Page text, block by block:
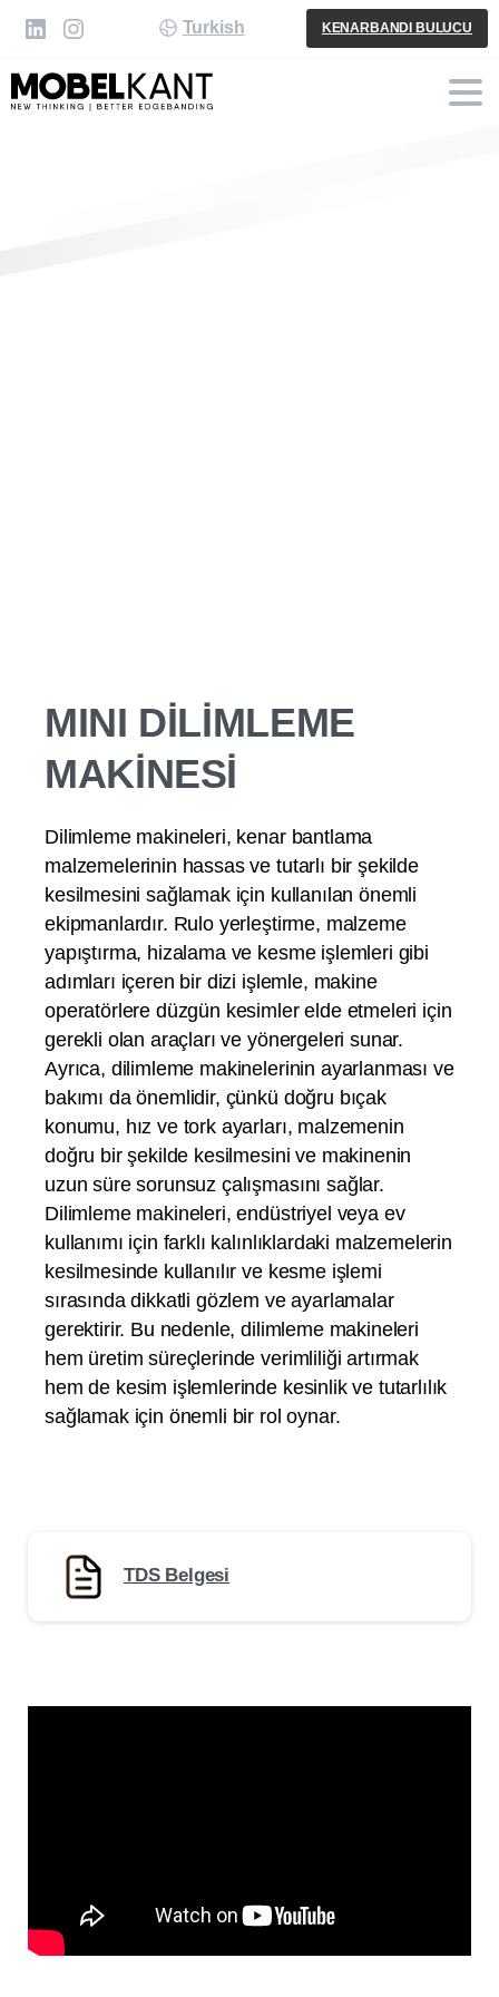
Turkish KENARBANDI BULUCU
MINI DİLİMLEME
MAKİNESİ
Dilimleme makineleri, kenar bantlama
malzemelerinin hassas ve tutarlı bir şekilde
kesilmesini sağlamak için kullanılan önemli
ekipmanlardır. Rulo yerleştirme, malzeme
yapıştırma, hizalama ve kesme işlemleri gibi
adımları içeren bir dizi işlemle, makine
operatörlere düzgün kesimler elde etmeleri için
gerekli olan araçları ve yönergeleri sunar.
Ayrıca, dilimleme makinelerinin ayarlanması ve
bakımı da önemlidir, çünkü doğru bıçak
konumu, hız ve tork ayarları, malzemenin
doğru bir şekilde kesilmesini ve makinenin
uzun süre sorunsuz çalışmasını sağlar.
Dilimleme makineleri, endüstriyel veya ev
kullanımı için farklı kalınlıklardaki malzemelerin
kesilmesinde kullanılır ve kesme işlemi
sırasında dikkatli gözlem ve ayarlamalar
gerektirir. Bu nedenle, dilimleme makineleri
hem üretim süreçlerinde verimliliği artırmak
hem de kesim işlemlerinde kesinlik ve tutarlılık
sağlamak için önemli bir rol oynar.
TDS Belgesi